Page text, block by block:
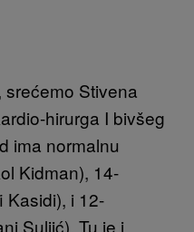
Stivena
hirurga I bivšeg
ima normalnu
Kidman), 14-
Kasidi), i 12-
Suljić). Tu je i